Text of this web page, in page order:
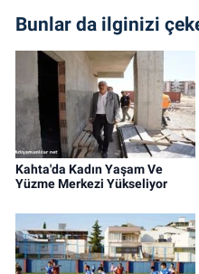
Bunlar da ilginizi
Kahta'da Kadın Yaşam Ve
Yüzme Merkezi Yükseliyor